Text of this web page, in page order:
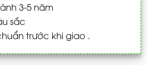
3-5 năm
sắc
trước khi giao .